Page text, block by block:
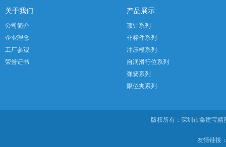
关于我们
公司简介
企业理念
工厂参观
荣誉证书
产品展示
顶针系列
非标件系列
冲压模系列
自润滑行位系列
弹簧系列
限位夹系列
版权所有：深圳市鑫建宝
友情链接